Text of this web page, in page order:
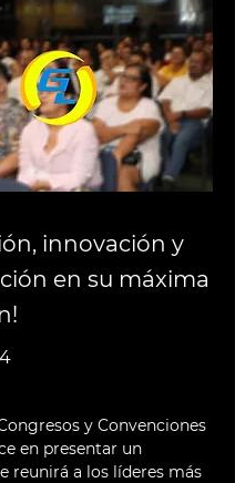
innovación y
en su máxima
y Convenciones
en presentar un
reunirá a los líderes más